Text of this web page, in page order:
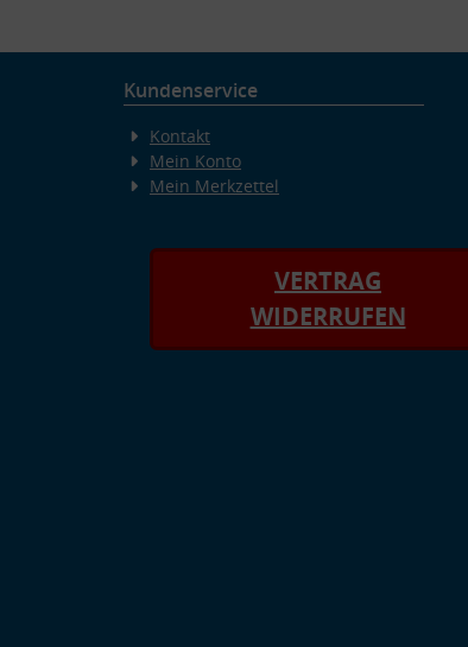
Kundenservice
Kontakt
Mein Konto
Mein Merkzettel
VERTRAG
WIDERRUFEN